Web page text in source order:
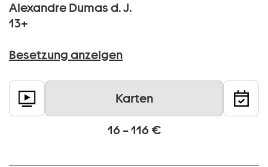
Alexandre Dumas d. J.
13+
Besetzung anzeigen
Karten
16 – 116 €